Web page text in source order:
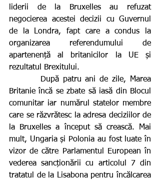
liderii de la Bruxelles au refuzat
negocierea acestei decizii cu Guvernul
de la Londra, fapt care a condus la
organizarea referendumului de
apartenență al britanicilor la UE și
rezultatul Brexitului.
Britanie încă se zbate să iasă din Blocul
comunitar iar numărul statelor membre
care se răzvrătesc la adresa deciziilor de
la Bruxelles a început să crească. Mai
mult, Ungaria și Polonia au fost luate în
vizor de către Parlamentul European în
vederea sancționării cu articolul 7 din
tratatul de la Lisabona pentru încălcarea